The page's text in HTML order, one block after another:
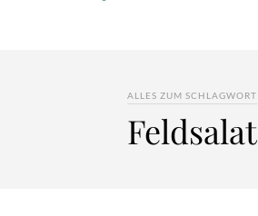
ALLES ZUM SCHLAGWORT
Feldsalat